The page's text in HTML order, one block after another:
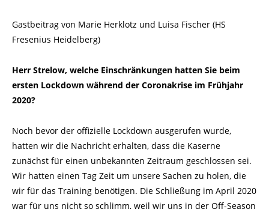
Gastbeitrag von Marie Herklotz und Luisa Fischer (HS
Fresenius Heidelberg)
Herr Strelow, welche Einschränkungen hatten Sie beim
ersten Lockdown während der Coronakrise im Frühjahr
2020?
Noch bevor der offizielle Lockdown ausgerufen wurde,
hatten wir die Nachricht erhalten, dass die Kaserne
zunächst für einen unbekannten Zeitraum geschlossen sei.
Wir hatten einen Tag Zeit um unsere Sachen zu holen, die
wir für das Training benötigen. Die Schließung im April 2020
war für uns nicht so schlimm, weil wir uns in der Off-Season